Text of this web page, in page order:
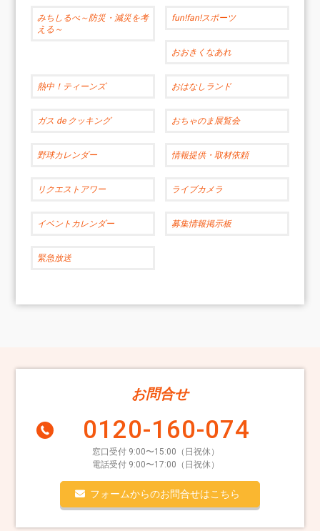
みちしるべ～防災・減災を考
える～
fun!fan!スポーツ
おおきくなあれ
熱中！ティーンズ おはなしランド
ガス de クッキング おちゃのま展覧会
野球カレンダー 情報提供・取材依頼
リクエストアワー ライブカメラ
イベントカレンダー 募集情報掲示板
緊急放送
お問合せ
0120-160-074
窓口受付 9:00〜15:00（日祝休）
電話受付 9:00〜17:00（日祝休）
フォームからのお問合せはこちら